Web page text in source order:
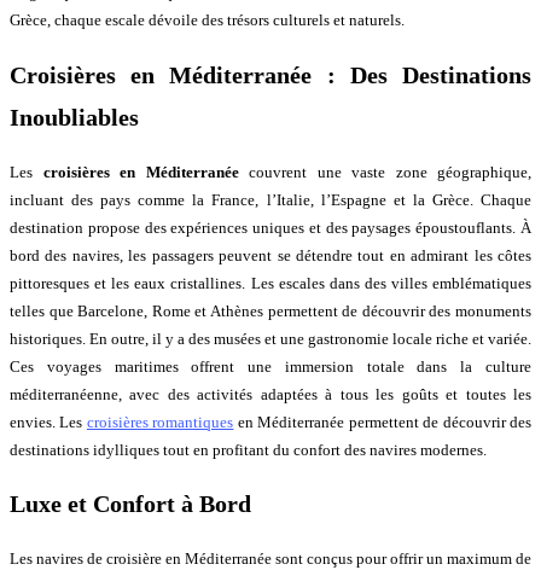
Grèce, chaque escale dévoile des trésors culturels et naturels.
Croisières en Méditerranée : Des Destinations
Inoubliables
Les croisières en Méditerranéecouvrent une vaste zone géographique,
incluant des pays comme la France, l’Italie, l’Espagne et la Grèce. Chaque
destination propose des expériences uniques et des paysages époustouflants. À
bord des navires, les passagers peuvent se détendre tout en admirant les côtes
pittoresques et les eaux cristallines. Les escales dans des villes emblématiques
telles que Barcelone, Rome et Athènes permettent de découvrir des monuments
historiques. En outre, il y a des musées et une gastronomie locale riche et variée.
Ces voyages maritimes offrent une immersion totale dans la culture
méditerranéenne, avec des activités adaptées à tous les goûts et toutes les
envies. Les croisières romantiques en Méditerranée permettent de découvrir des
destinations idylliques tout en profitant du confort des navires modernes.
Luxe et Confort à Bord
Les navires de croisière en Méditerranée sont conçus pour offrir un maximum de